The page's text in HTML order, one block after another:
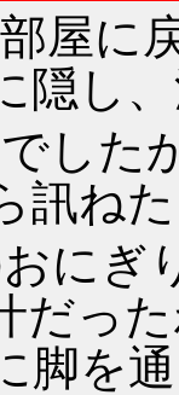
屋に
隠し
でし
訊ね
おに
だっ
脚を